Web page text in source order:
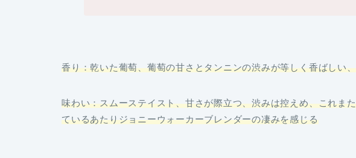
香り：乾いた葡萄、葡萄の甘さとタンニンの渋みが等しく香ばしい
味わい：スムーステイスト、甘さが際立つ、渋みは控えめ、これま
ているあたりジョニーウォーカーブレンダーの凄みを感じる